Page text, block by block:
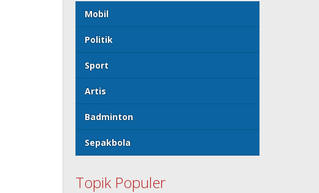
Mobil
Politik
Sport
Artis
Badminton
Sepakbola
Topik Populer